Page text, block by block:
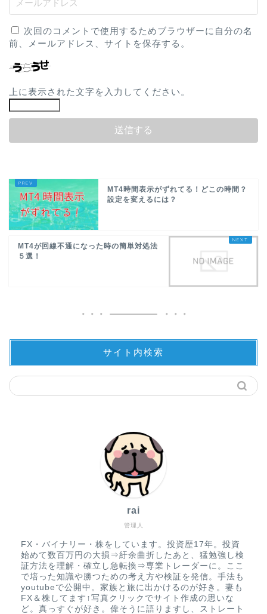
次回のコメントで使用するためブラウザーに自分の名
前、メールアドレス、サイトを保存する。
上に表示された文字を入力してください。
MT4時間表示がずれてる！どこの時間？
設定を変えるには？
MT4が回線不通になった時の簡単対処法
５選！
サイト内検索
管理人
rai
FX・バイナリー・株をしています。投資歴17年。投資
始めて数百万円の大損⇒紆余曲折したあと、猛勉強し検
証方法を理解・確立し急転換⇒専業トレーダーに。ここ
で培った知識や勝つための考え方や検証を発信。手法も
youtubeで公開中。家族と旅に出かけるのが好き。妻も
FX＆株してます↑写真クリックでサイト作成の思いな
ど。真っすぐが好き。偉そうに語りますし、ストレート